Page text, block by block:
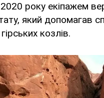
року екіпажем
який допомагав
козлів.